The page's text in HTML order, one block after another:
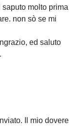
molto prima
non sò se mi
ed saluto
Il mio dovere